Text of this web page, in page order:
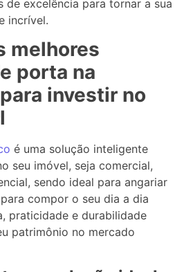
de excelência para tornar a sua
incrível.
melhores
porta na
investir no
é uma solução inteligente
seu imóvel, seja comercial,
sendo ideal para angariar
compor o seu dia a dia
praticidade e durabilidade
patrimônio no mercado